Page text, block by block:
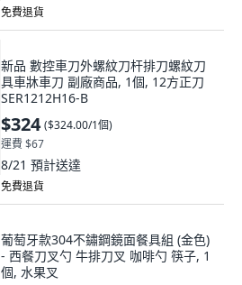
免費退貨
新品 數控車刀外螺紋刀杆排刀螺紋刀
具車牀車刀 副廠商品, 1個, 12方正刀
SER1212H16-B
$324 ($324.00/1個)
運費 $67
8/21 預計送達
免費退貨
葡萄牙款304不鏽鋼鏡面餐具組 (金色)
- 西餐刀叉勺 牛排刀叉 咖啡勺 筷子, 1
個, 水果叉